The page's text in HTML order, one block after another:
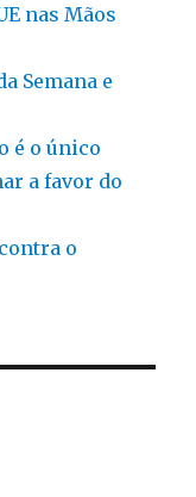
nas Mãos
Semana e
é o único
a favor do
o